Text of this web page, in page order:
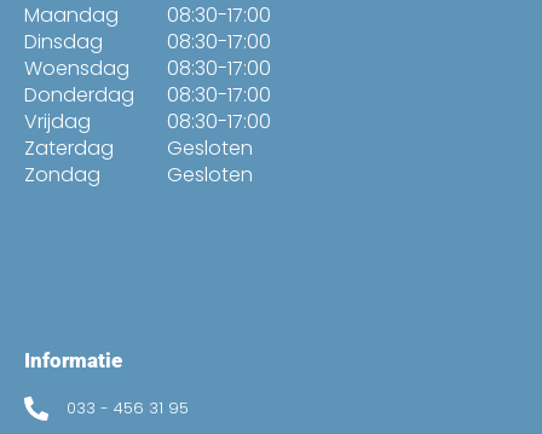
Maandag
Dinsdag
Woensdag
Donderdag
Vrijdag
Zaterdag
Zondag
08:30-17:00
08:30-17:00
08:30-17:00
08:30-17:00
08:30-17:00
Gesloten
Gesloten
Informatie
033 - 456 31 95